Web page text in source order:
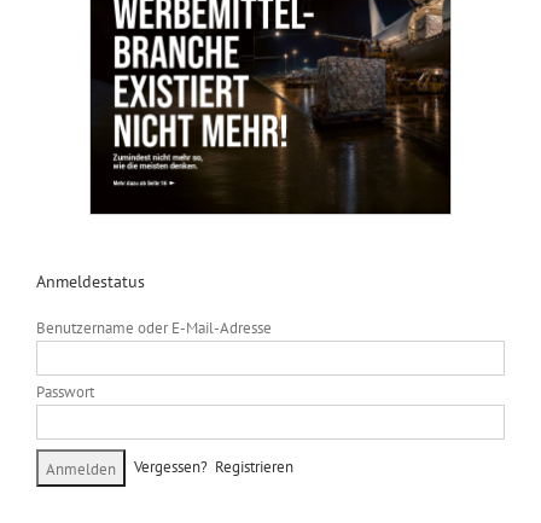
Anmeldestatus
Benutzername oder E-Mail-Adresse
Passwort
Vergessen? Registrieren